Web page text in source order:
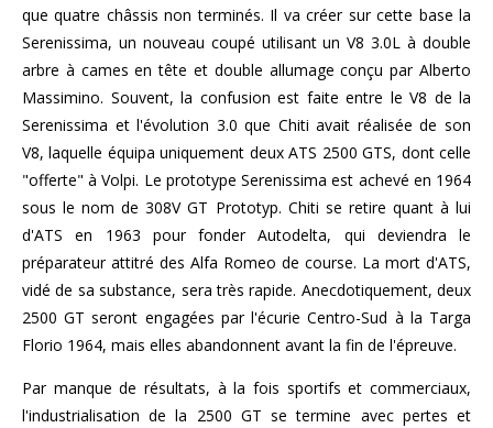
que quatre châssis non terminés. Il va créer sur cette base la
Serenissima, un nouveau coupé utilisant un V8 3.0L à double
arbre à cames en tête et double allumage conçu par Alberto
Massimino. Souvent, la confusion est faite entre le V8 de la
Serenissima et l'évolution 3.0 que Chiti avait réalisée de son
V8, laquelle équipa uniquement deux ATS 2500 GTS, dont celle
"offerte" à Volpi. Le prototype Serenissima est achevé en 1964
sous le nom de 308V GT Prototyp. Chiti se retire quant à lui
d'ATS en 1963 pour fonder Autodelta, qui deviendra le
préparateur attitré des Alfa Romeo de course. La mort d'ATS,
vidé de sa substance, sera très rapide. Anecdotiquement, deux
2500 GT seront engagées par l'écurie Centro-Sud à la Targa
Florio 1964, mais elles abandonnent avant la fin de l'épreuve.
Par manque de résultats, à la fois sportifs et commerciaux,
l'industrialisation de la 2500 GT se termine avec pertes et